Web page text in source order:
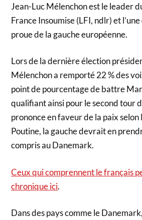
Jean-Luc Mélenchon est le leader
France Insoumise (LFI, ndlr) et
proue de la gauche européenne.
Lors de la dernière élection
Mélenchon a remporté 22 % des
point de pourcentage de battre
qualifiant ainsi pour le second tour
prononce en faveur de la paix selon
Poutine, la gauche devrait en
compris au Danemark.
Ceux qui comprennent le français
chronique ici.
Dans des pays comme le